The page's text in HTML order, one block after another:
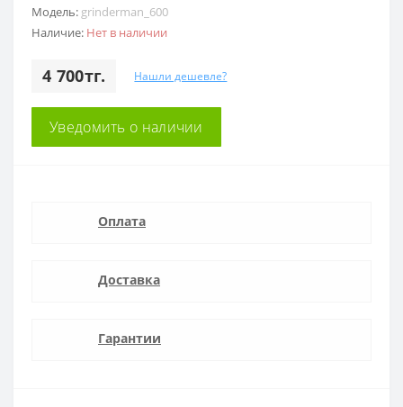
Модель: grinderman_600
Наличие: Нет в наличии
4 700тг. Нашли дешевле?
Уведомить о наличии
Оплата
Доставка
Гарантии